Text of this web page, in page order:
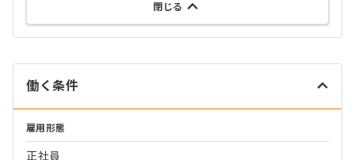
閉じる
働く条件
雇用形態
正社員